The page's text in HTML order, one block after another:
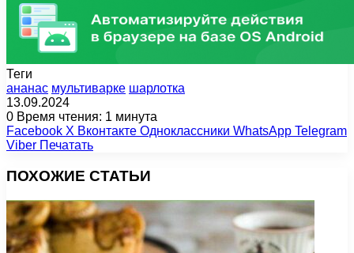
Теги
ананас мультиварке шарлотка
13.09.2024
0 Время чтения: 1 минута
Facebook X Вконтакте Одноклассники WhatsApp Telegram
Viber Печатать
ПОХОЖИЕ СТАТЬИ